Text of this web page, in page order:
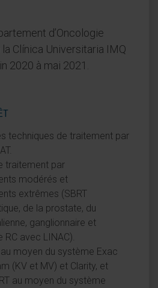
d’Oncologie
Clínica Universitaria IMQ
2020 à mai 2021.
techniques de traitement par
traitement par
modérés et
extrêmes (SBRT
de la prostate, du
ganglionnaire et
RC avec LINAC).
au moyen du système Exac
(KV et MV) et Clarity, et
au moyen du système